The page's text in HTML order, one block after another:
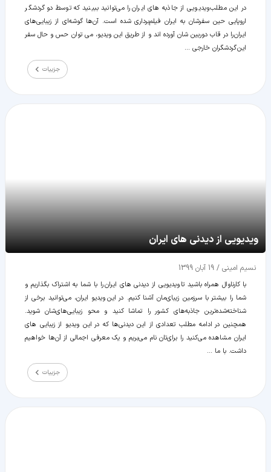
در این مطلب ویدیویی از جاذبه های ایران را می‌توانید ببینید که توسط دو گردشگر
اروپایی حین سفرشان به ایران فیلم‌برداری شده است. آن‌ها گوشه‌ای از زیبایی‌های
ایران را در قاب دوربین شان آورده اند و از طریق این ویدیو، می توان حس و حال سفر
این گردشگران خارجی ...
جزییات
ویدیویی از دیدنی های ایران
نسیم امینی / 19 آبان 1399
با کارناوال همراه باشید تا ویدیویی از دیدنی های ایران را با شما به اشتراک بگذاریم و
شما را بیشتر با سرزمین زیبای‌مان آشنا کنیم. در این ویدیو ایران، می‌توانید برخی از
شناخته‌شده‌ترین جاذبه‌های کشور را تماشا کنید و محو زیبایی‌های‌شان شوید.
همچنین در ادامه مطلب تعدادی از این دیدنی‌ها که در این ویدیو از زیبایی های
ایران مشاهده می‌کنید را برای‌تان نام می‌بریم و یک معرفی اجمالی از آن‌ها خواهیم
داشت. با ما ...
جزییات